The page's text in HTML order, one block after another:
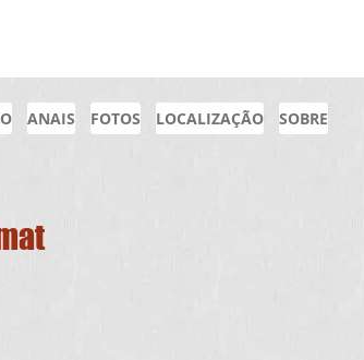
ANAIS FOTOS LOCALIZAÇÃO SOBRE